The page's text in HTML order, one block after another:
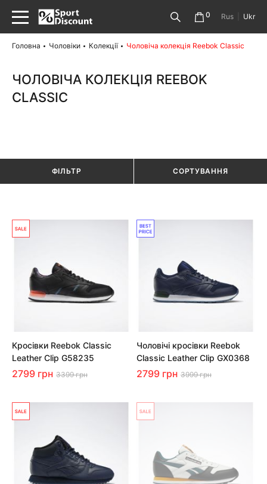
0 Rus Ukr
Головна Чоловіки Колекції Чоловіча колекція Reebok Classic
ЧОЛОВІЧА КОЛЕКЦІЯ REEBOK
CLASSIC
ФІЛЬТР СОРТУВАННЯ
Кросівки Reebok Classic
Leather Clip G58235
2799 грн 3399 грн
Чоловічі кросівки Reebok
Classic Leather Clip GX0368
2799 грн 3999 грн